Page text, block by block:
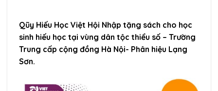
Qũy Hiếu Học Việt Hội Nhập tặng sách cho học
sinh hiếu học tại vùng dân tộc thiểu số – Trường
Trung cấp cộng đồng Hà Nội- Phân hiệu Lạng
Sơn.